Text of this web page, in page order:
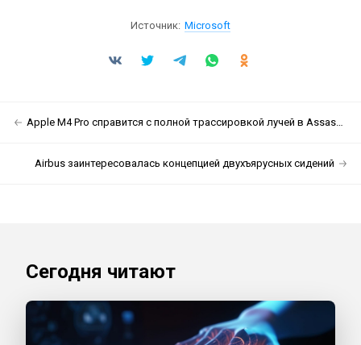
Источник: Microsoft
Apple M4 Pro справится с полной трассировкой лучей в Assassin’s Creed Shadows
Airbus заинтересовалась концепцией двухъярусных сидений
Сегодня читают